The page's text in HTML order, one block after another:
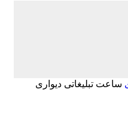
ساعت تبلیغاتی دیواری